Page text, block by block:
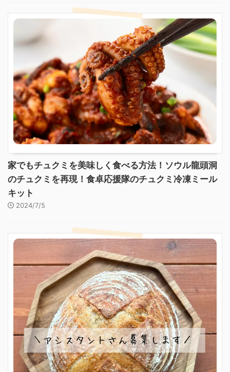
家でもチュクミを美味しく食べる方法！ソウル龍頭洞
のチュクミを再現！食卓応援隊のチュクミ冷凍ミール
キット
2024/7/5